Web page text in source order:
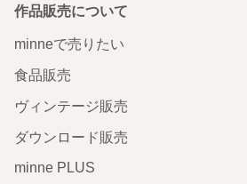
作品販売について
minneで売りたい
食品販売
ヴィンテージ販売
ダウンロード販売
minne PLUS